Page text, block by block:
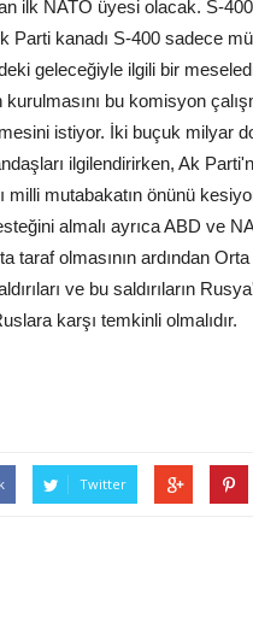
ilk NATO üyesi olacak. S-
Parti kanadı S-400 sadece
geleceğiyle ilgili bir
bu komisyon
istiyor. İki buçuk milyar
ilgilendirirken, Ak
milli mutabakatın önünü
almalı ayrıca ABD ve
taraf olmasının ardından
ve bu saldırıların
karşı temkinli olmalıdır.
Twitter